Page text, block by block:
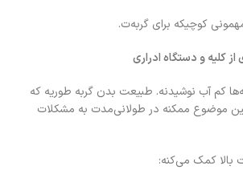
کوچیکه برای گربه‌ت.
کلیه و دستگاه ادراری
کم آب نوشیدنه. طبیعت بدن گربه طوریه که
موضوع ممکنه در طولانی‌مدت به مشکلات
بالا کمک می‌کنه: